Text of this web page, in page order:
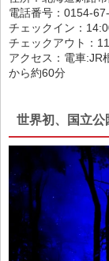
電話番号：0154-
チェックイン：
チェックアウト：
アクセス：電車:JR
から約60分
世界初、国立公